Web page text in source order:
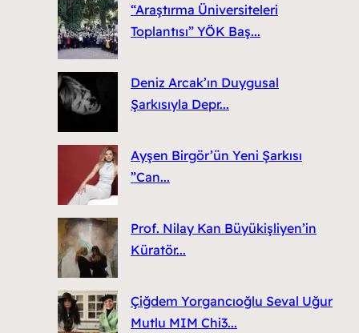
“Araştırma Üniversiteleri
Toplantısı” YÖK Baş...
Deniz Arcak’ın Duygusal
Şarkısıyla Depr...
Ayşen Birgör’ün Yeni Şarkısı
”Can...
Prof. Nilay Kan Büyükişliyen’in
Küratör...
Çiğdem Yorgancıoğlu Seval Uğur
Mutlu MIM Chi3...